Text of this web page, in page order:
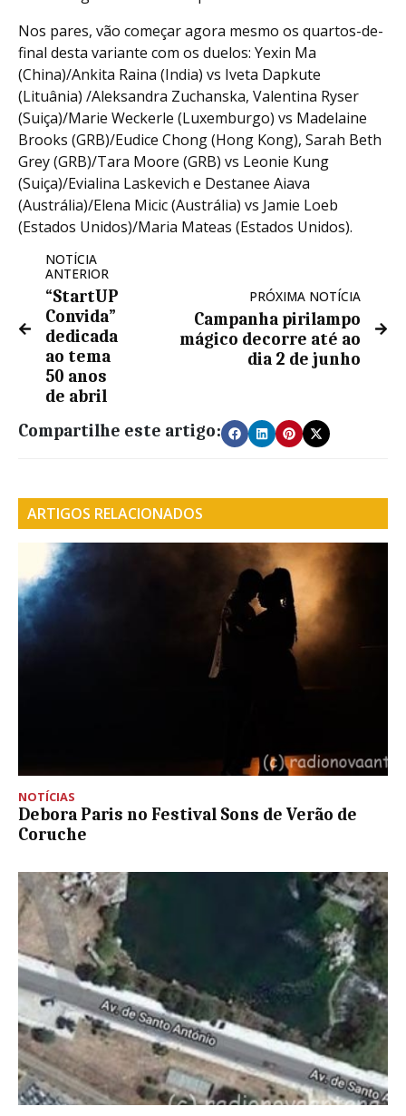
Nos pares, vão começar agora mesmo os quartos-de-
final desta variante com os duelos: Yexin Ma
(China)/Ankita Raina (India) vs Iveta Dapkute
(Lituânia) /Aleksandra Zuchanska, Valentina Ryser
(Suiça)/Marie Weckerle (Luxemburgo) vs Madelaine
Brooks (GRB)/Eudice Chong (Hong Kong), Sarah Beth
Grey (GRB)/Tara Moore (GRB) vs Leonie Kung
(Suiça)/Evialina Laskevich e Destanee Aiava
(Austrália)/Elena Micic (Austrália) vs Jamie Loeb
(Estados Unidos)/Maria Mateas (Estados Unidos).
NOTÍCIA
ANTERIOR
“StartUP
Convida”
dedicada
ao tema
50 anos
de abril
PRÓXIMA NOTÍCIA
Campanha pirilampo
mágico decorre até ao
dia 2 de junho
Compartilhe este artigo:
ARTIGOS RELACIONADOS
NOTÍCIAS
Debora Paris no Festival Sons de Verão de
Coruche